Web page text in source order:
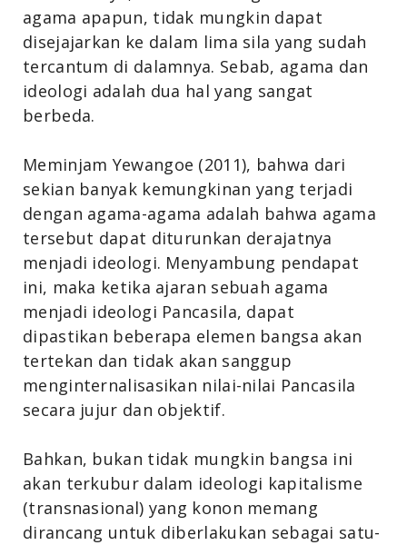
agama apapun, tidak mungkin dapat
disejajarkan ke dalam lima sila yang sudah
tercantum di dalamnya. Sebab, agama dan
ideologi adalah dua hal yang sangat
berbeda.
Meminjam Yewangoe (2011), bahwa dari
sekian banyak kemungkinan yang terjadi
dengan agama-agama adalah bahwa agama
tersebut dapat diturunkan derajatnya
menjadi ideologi. Menyambung pendapat
ini, maka ketika ajaran sebuah agama
menjadi ideologi Pancasila, dapat
dipastikan beberapa elemen bangsa akan
tertekan dan tidak akan sanggup
menginternalisasikan nilai-nilai Pancasila
secara jujur dan objektif.
Bahkan, bukan tidak mungkin bangsa ini
akan terkubur dalam ideologi kapitalisme
(transnasional) yang konon memang
dirancang untuk diberlakukan sebagai satu-